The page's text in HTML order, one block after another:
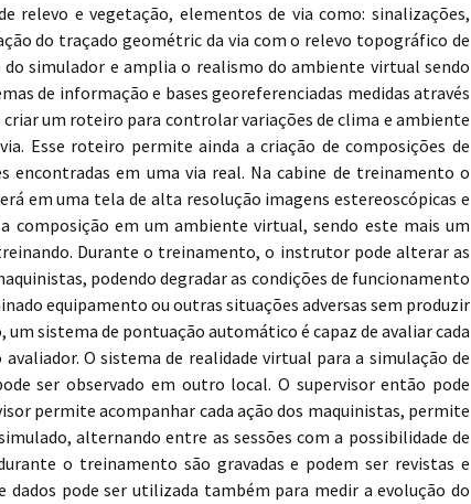
relevo e vegetação, elementos de via como: sinalizações,
do traçado geométric da via com o relevo topográfico de
simulador e amplia o realismo do ambiente virtual sendo
de informação e bases georeferenciadas medidas através
um roteiro para controlar variações de clima e ambiente
Esse roteiro permite ainda a criação de composições de
encontradas em uma via real. Na cabine de treinamento o
em uma tela de alta resolução imagens estereoscópicas e
em um ambiente virtual, sendo este mais um
Durante o treinamento, o instrutor pode alterar as
podendo degradar as condições de funcionamento
equipamento ou outras situações adversas sem produzir
sistema de pontuação automático é capaz de avaliar cada
O sistema de realidade virtual para a simulação de
ser observado em outro local. O supervisor então pode
permite acompanhar cada ação dos maquinistas, permite
alternando entre as sessões com a possibilidade de
o treinamento são gravadas e podem ser revistas e
pode ser utilizada também para medir a evolução do